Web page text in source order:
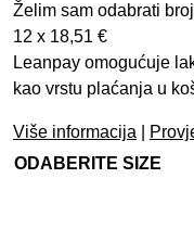
Želim sam odabrati
12 x 18,51 €
Leanpay omogućuje
kao vrstu plaćanja u
Više informacija
ODABERITE SIZE